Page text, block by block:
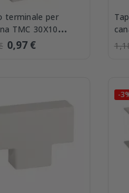
terminale per
TMC 30X10
LM 30x10 W
0,97 €
-